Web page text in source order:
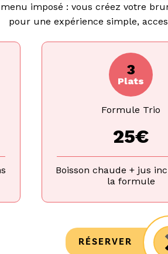
imposé : vous créez votre
pour une expérience simple,
3
Plats
Formule Trio
25€
Boisson chaude + jus
la formule
RÉSERVER